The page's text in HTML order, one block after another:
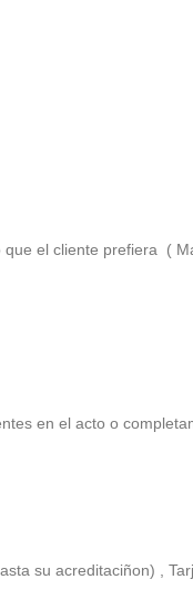
el cliente prefiera (
en el acto o
su acreditaciñon) ,